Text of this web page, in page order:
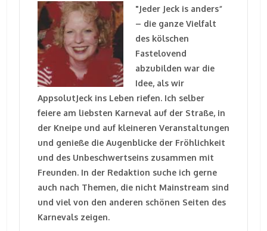
"Jeder Jeck is anders“
– die ganze Vielfalt
des kölschen
Fastelovend
abzubilden war die
Idee, als wir
AppsolutJeck ins Leben riefen. Ich selber
feiere am liebsten Karneval auf der Straße, in
der Kneipe und auf kleineren Veranstaltungen
und genieße die Augenblicke der Fröhlichkeit
und des Unbeschwertseins zusammen mit
Freunden. In der Redaktion suche ich gerne
auch nach Themen, die nicht Mainstream sind
und viel von den anderen schönen Seiten des
Karnevals zeigen.